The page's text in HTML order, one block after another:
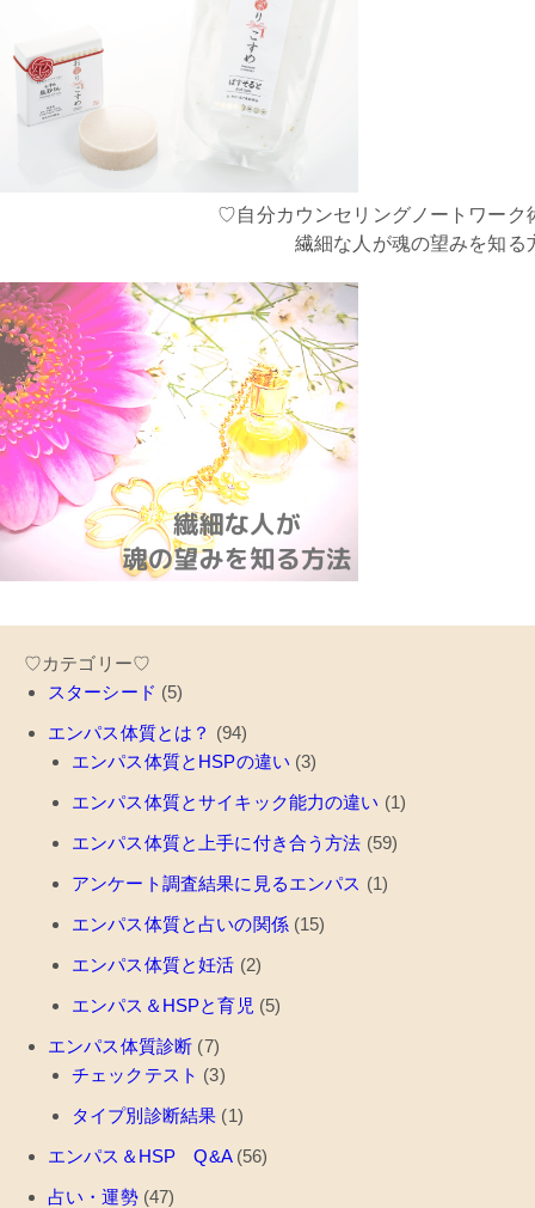
♡自分カウンセリングノートワーク
繊細な人が魂の望みを知る
♡カテゴリー♡
スターシード (5)
エンパス体質とは？ (94)
エンパス体質とHSPの違い (3)
エンパス体質とサイキック能力の違い (1)
エンパス体質と上手に付き合う方法 (59)
アンケート調査結果に見るエンパス (1)
エンパス体質と占いの関係(15)
エンパス体質と妊活 (2)
エンパス＆HSPと育児 (5)
エンパス体質診断 (7)
チェックテスト (3)
タイプ別診断結果 (1)
エンパス＆HSP Q&A(56)
占い・運勢(47)